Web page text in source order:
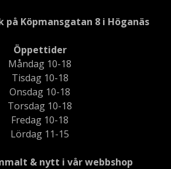
på Köpmansgatan 8 i Höganäs
Öppettider
Måndag 10-18
Tisdag 10-18
Onsdag 10-18
Torsdag 10-18
Fredag 10-18
Lördag 11-15
& nytt i vår webbshop